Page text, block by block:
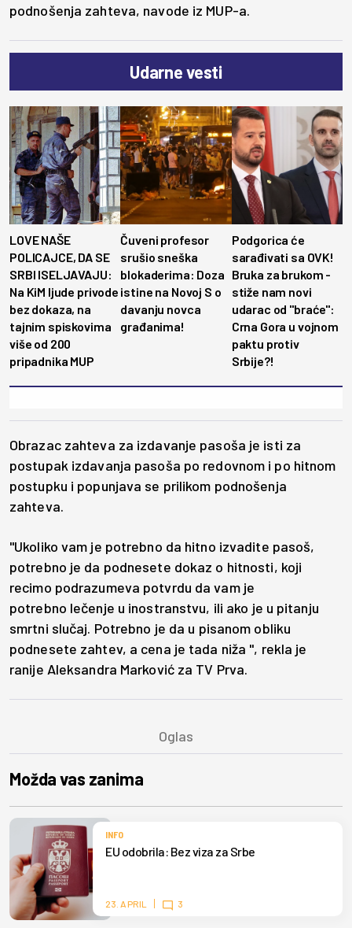
podnošenja zahteva, navode iz MUP-a.
Udarne vesti
LOVE NAŠE
POLICAJCE, DA SE
SRBI ISELJAVAJU:
Na KiM ljude privode
bez dokaza, na
tajnim spiskovima
više od 200
pripadnika MUP
Čuveni profesor
srušio sneška
blokaderima: Doza
istine na Novoj S o
davanju novca
građanima!
Podgorica će
sarađivati sa OVK!
Bruka za brukom -
stiže nam novi
udarac od "braće":
Crna Gora u vojnom
paktu protiv
Srbije?!
Obrazac zahteva za izdavanje pasoša je isti za
postupak izdavanja pasoša po redovnom i po hitnom
postupku i popunjava se prilikom podnošenja
zahteva.
"Ukoliko vam je potrebno da hitno izvadite pasoš,
potrebno je da podnesete dokaz o hitnosti, koji
recimo podrazumeva potvrdu da vam je
potrebno lečenje u inostranstvu, ili ako je u pitanju
smrtni slučaj. Potrebno je da u pisanom obliku
podnesete zahtev, a cena je tada niža ", rekla je
ranije Aleksandra Marković za TV Prva.
Možda vas zanima
INFO
EU odobrila: Bez viza za Srbe
23. APRIL 3